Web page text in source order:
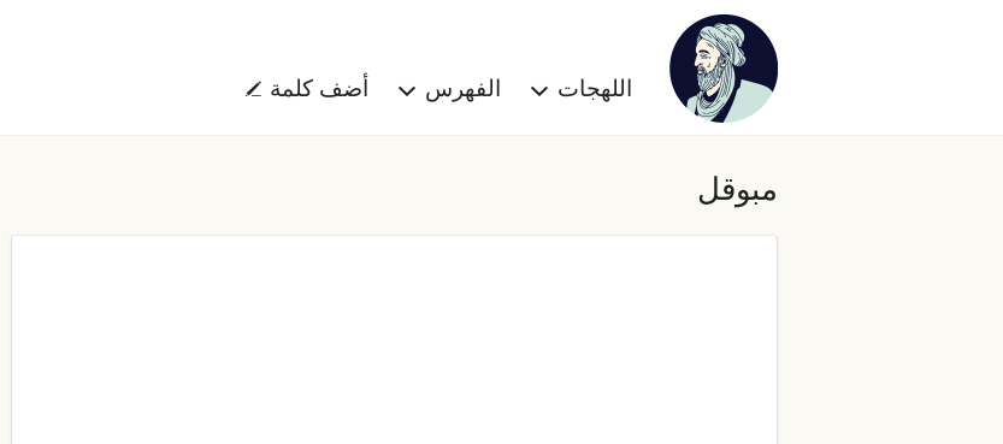
اللهجات الفهرس أضف كلمة
مبوقل